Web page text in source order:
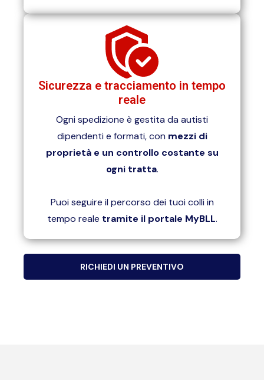
Sicurezza e tracciamento in tempo
reale
Ogni spedizione è gestita da autisti
dipendenti e formati, con mezzi di
proprietà e un controllo costante su
ogni tratta.
Puoi seguire il percorso dei tuoi colli in
tempo reale tramite il portale MyBLL.
RICHIEDI UN PREVENTIVO